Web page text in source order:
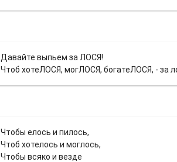
Давайте выпьем за ЛОСЯ!
Чтоб хотеЛОСЯ, могЛОСЯ, богатеЛОСЯ, - за
Чтобы елось и пилось,
Чтоб хотелось и моглось,
Чтобы всяко и везде